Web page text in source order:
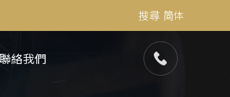
搜尋 简体
聯絡我們